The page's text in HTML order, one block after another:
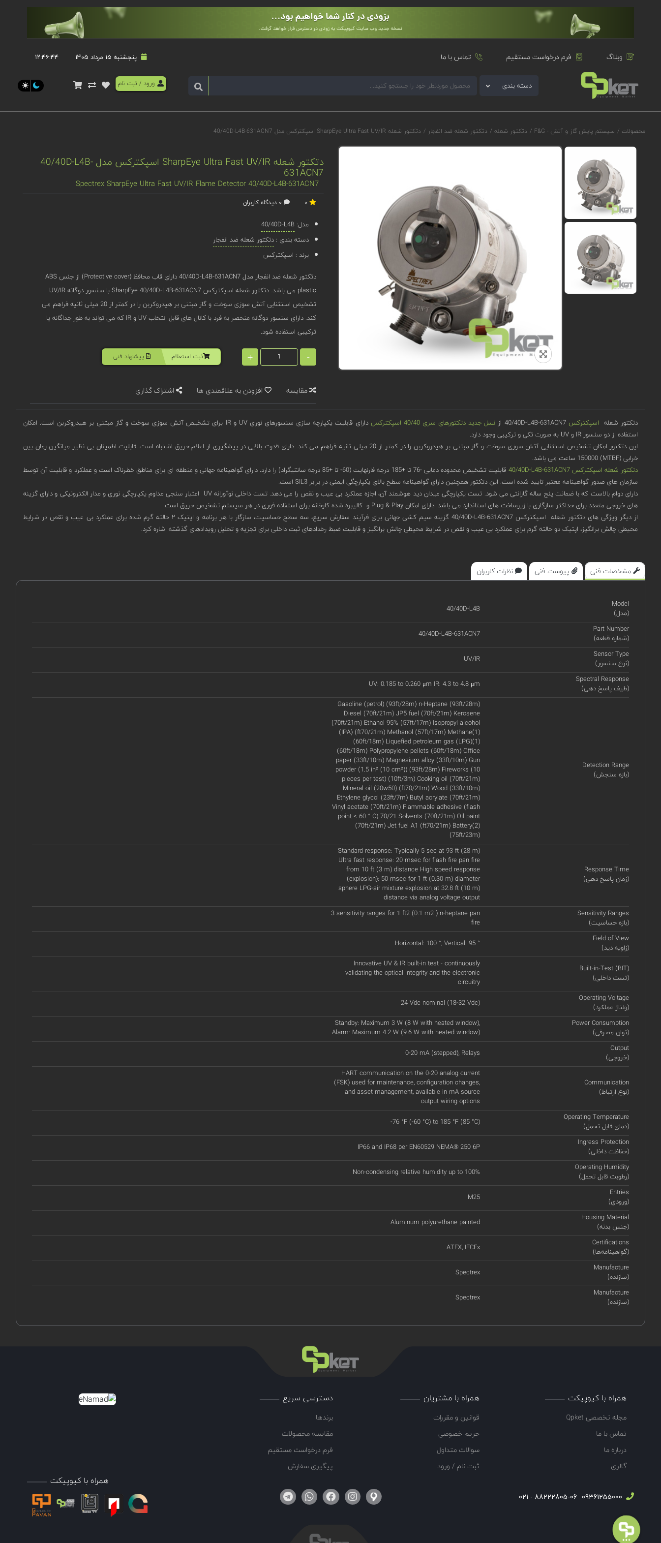
وبلاگ فرم درخواست مستقیم تماس با ما پنجشنبه 15 مرداد 1405 ۱۲:۴۶:۴۴
دسته بندی ورود / ثبت نام
محصولات / سیستم پایش گاز و آتش - F&G / دتکتور شعله / دتکتور شعله ضد انفجار / دتکتور شعله SharpEye Ultra Fast UV/IR اسپکترکس مدل 40/40D-L4B-631ACN7
دتکتور شعله SharpEye Ultra Fast UV/IR اسپکترکس مدل 40/40D-L4B-
631ACN7
Spectrex SharpEye Ultra Fast UV/IR Flame Detector 40/40D-L4B-631ACN7
مدل: 40/40D-L4B
دسته بندی : دتکتور شعله ضد انفجار
برند : اسپکترکس
دتکتور شعله ضد انفجار مدل 40/40D-L4B-631ACN7 دارای قاب محافظ (Protective cover) از جنس ABS
plastic می باشد. دتکتور شعله اسپکترکس SharpEye 40/40D-L4B-631ACN7 با سنسور دوگانه UV/IR
تشخیص استثنایی آتش سوزی سوخت و گاز مبتنی بر هیدروکربن را در کمتر از 20 میلی ثانیه فراهم می
کند. دارای سنسور دوگانه منحصر به فرد با کانال های قابل انتخاب UV و IR که می تواند به طور جداگانه یا
ترکیبی استفاده شود.
-
+ ثبت استعلام پیشنهاد فنی
مقایسه افزودن به علاقمندی ها اشتراک گذاری
دتکتور شعله اسپکترکس 40/40D-L4B-631ACN7 از نسل جدید دتکتورهای سری 40/40 اسپکترکس
دارای قابلیت یکپارچه سازی سنسورهای نوری UV و IR برای تشخیص آتش سوزی سوخت و گاز مبتنی بر هیدروکربن است. امکان
استفاده از دو سنسور IR و UV به صورت تکی و ترکیبی وجود دارد.
این دتکتور امکان تشخیص استثنایی آتش سوزی سوخت و گاز مبتنی بر هیدروکربن را در کمتر از 20 میلی ثانیه فراهم می کند. دارای قدرت بالایی در پیشگیری از اعلام حریق اشتباه است. قابلیت اطمینان بی نظیر میانگین زمان بین
خرابی (MTBF) 150000 ساعت می باشد.
دتکتور شعله اسپکترکس 40/40D-L4B-631ACN7
قابلیت تشخیص محدوده دمایی -76 تا +185 درجه فارنهایت (60- تا +85 درجه سانتیگراد) را دارد. دارای گواهینامه جهانی و منطقه ای برای مناطق خطرناک است و عملکرد و قابلیت آن توسط
سازمان های صدور گواهینامه معتبر تایید شده است. این دتکتور همچنین دارای گواهینامه سطح بالای یکپارچگی ایمنی در برابر SIL3 است.
دارای دوام بالاست که با ضمانت پنج ساله گارانتی می شود. تست یکپارچگی میدان دید هوشمند آن، اجازه عملکرد بی عیب و نقص را می دهد. تست داخلی نوآورانه UV اعتبار سنجی مداوم یکپارچگی نوری و مدار الکترونیکی و دارای گزینه
های خروجی متعدد برای حداکثر سازگاری با زیرساخت های استاندارد می باشد. دارای امکان Plug & Play و کالیبره شده کارخانه برای استفاده فوری در هر سیستم تشخیص حریق است.
از دیگر ویژگی های دتکتور شعله اسپکترکس 40/40D-L4B-631ACN7 گزینه سیم کشی جهانی برای فرآیند سفارش سریع، سه سطح حساسیت، سازگار با هر برنامه و اپتیک ۲ حالته گرم شده برای عملکرد بی عیب و نقص در شرایط
محیطی چالش برانگیز، اپتیک دو حالته گرم برای عملکرد بی عیب و نقص در شرایط محیطی چالش برانگیز و قابلیت ضبط رخدادهای ثبت داخلی برای تجزیه و تحلیل رویدادهای گذشته اشاره کرد.
مشخصات فنی پیوست فنی نظرات کاربران
Model
(مدل)
40/40D-L4B
Part Number
(شماره قطعه)
40/40D-L4B-631ACN7
Sensor Type
(نوع سنسور)
UV/IR
Spectral Response
(طیف پاسخ دهی)
UV: 0.185 to 0.260 μm IR: 4.3 to 4.8 μm
Detection Range
(بازه سنجش)
Gasoline (petrol) (93ft/28m) n-Heptane (93ft/28m)
Diesel (70ft/21m) JP5 fuel (70ft/21m) Kerosene
(70ft/21m) Ethanol 95% (57ft/17m) Isopropyl alcohol
(IPA) (ft70/21m) Methanol (57ft/17m) Methane(1)
(60ft/18m) Liquefied petroleum gas (LPG)(1)
(60ft/18m) Polypropylene pellets (60ft/18m) Office
paper (33ft/10m) Magnesium alloy (33ft/10m) Gun
powder (1.5 in² (10 cm²)) (93ft/28m) Fireworks (10
pieces per test) (10ft/3m) Cooking oil (70ft/21m)
Mineral oil (20w50) (ft70/21m) Wood (33ft/10m)
Ethylene glycol (23ft/7m) Butyl acrylate (70ft/21m)
Vinyl acetate (70ft/21m) Flammable adhesive (flash
point < 60 ° C) 70/21 Solvents (70ft/21m) Oil paint
(70ft/21m) Jet fuel A1 (ft70/21m) Battery(2)
(75ft/23m)
Response Time
(زمان پاسخ دهی)
Standard response: Typically 5 sec at 93 ft (28 m)
Ultra fast response: 20 msec for flash fire pan fire
from 10 ft (3 m) distance High speed response
(explosion): 50 msec for 1 ft (0.30 m) diameter
sphere LPG-air mixture explosion at 32.8 ft (10 m)
distance via analog voltage output
Sensitivity Ranges
(بازه حساسیت)
3 sensitivity ranges for 1 ft2 (0.1 m2 ) n-heptane pan
fire
Field of View
(زاویه دید)
Horizontal: 100 °, Vertical: 95 °
Built-in-Test (BIT)
(تست داخلی)
Innovative UV & IR built-in test - continuously
validating the optical integrity and the electronic
circuitry
Operating Voltage
(ولتاژ عملکرد)
24 Vdc nominal (18-32 Vdc)
Power Consumption
(توان مصرفی)
Standby: Maximum 3 W (8 W with heated window),
Alarm: Maximum 4.2 W (9.6 W with heated window)
Output
(خروجی)
0-20 mA (stepped), Relays
Communication
(نوع ارتباط)
HART communication on the 0-20 analog current
(FSK) used for maintenance, configuration changes,
and asset management, available in mA source
output wiring options
Operating Temperature
(دمای قابل تحمل)
-76 °F (-60 °C) to 185 °F (85 °C)
Ingress Protection
(حفاظت داخلی)
IP66 and IP68 per EN60529 NEMA® 250 6P
Operating Humidity
(رطوبت قابل تحمل)
Non-condensing relative humidity up to 100%
Entries
(ورودی)
M25
Housing Material
(جنس بدنه)
Aluminum polyurethane painted
Certifications
(گواهینامه‌ها)
ATEX, IECEx
Manufacture
(سازنده)
Spectrex
Manufacture
(سازنده)
Spectrex
همراه با کیوپیکت
مجله تخصصی Qpket
تماس با ما
درباره ما
گالری
همراه با مشتریان
قوانین و مقررات
حریم خصوصی
سوالات متداول
ثبت نام / ورود
دسترسی سریع
برندها
مقایسه محصولات
فرم درخواست مستقیم
پیگیری سفارش
09361255000
88222805-06 - 021
همراه با کیوپیکت